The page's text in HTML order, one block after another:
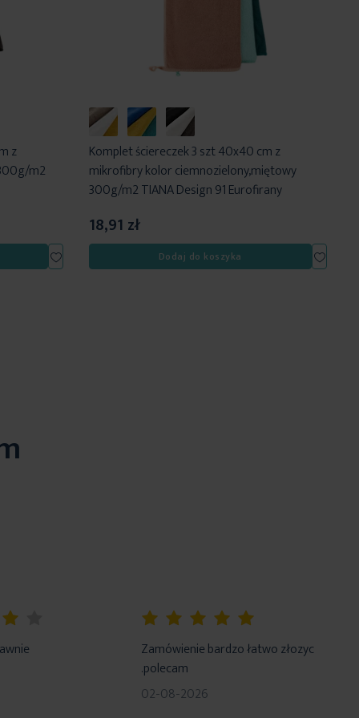
z
m2
Dodaj
do
Komplet ściereczek 3 szt 40x40 cm z
mikrofibry kolor ciemnozielony,miętowy
300g/m2 TIANA Design 91 Eurofirany
18,91 zł
Dodaj do koszyka
Dodaj
do
Zamówienie bardzo łatwo złozyc
.polecam
02-08-2026